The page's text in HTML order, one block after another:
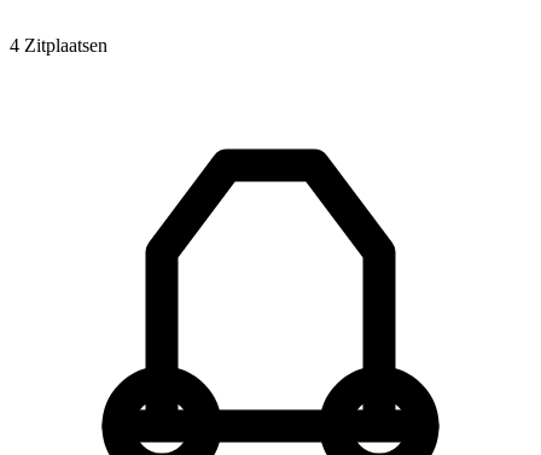
4 Zitplaatsen